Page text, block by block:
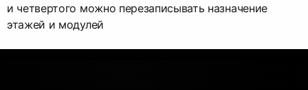
и четвертого можно перезаписывать назначение
этажей и модулей